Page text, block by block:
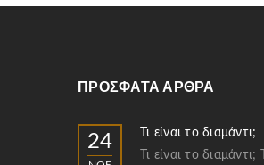
ΠΡΌΣΦΑΤΑ ΆΡΘΡΑ
24
Τι είναι το διαμάντι;
Τι είναι το διαμάντι;